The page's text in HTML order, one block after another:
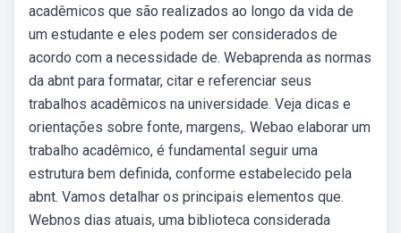
acadêmicos que são realizados ao longo da vida de
um estudante e eles podem ser considerados de
acordo com a necessidade de. Webaprenda as normas
da abnt para formatar, citar e referenciar seus
trabalhos acadêmicos na universidade. Veja dicas e
orientações sobre fonte, margens,. Webao elaborar um
trabalho acadêmico, é fundamental seguir uma
estrutura bem definida, conforme estabelecido pela
abnt. Vamos detalhar os principais elementos que.
Webnos dias atuais, uma biblioteca considerada